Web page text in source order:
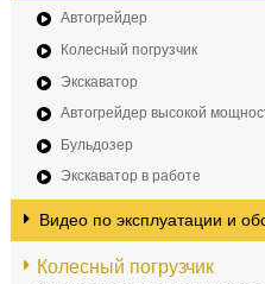
Автогрейдер
Колесный погрузчик
Экскаватор
Автогрейдер высокой
Бульдозер
Экскаватор в работе
Видео по эксплуатации и
Колесный погрузчик